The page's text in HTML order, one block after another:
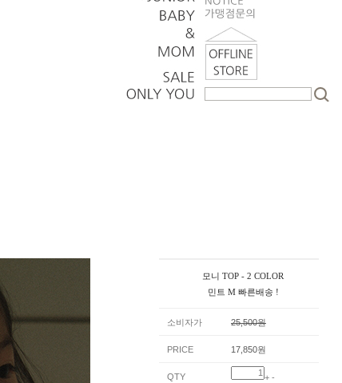
모니 TOP - 2 COLOR
민트 M 빠른배송 !
소비자가 25,500원
PRICE 17,850원
QTY + -